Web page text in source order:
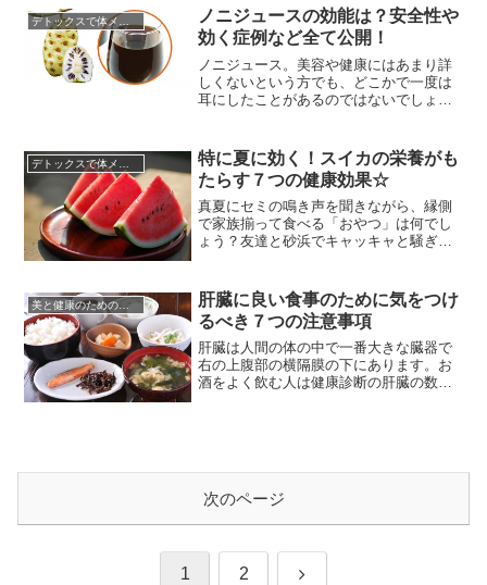
酸というカテゴリに分類されています。
しかし、大人になってもアルギニンは体
内で十分な量が生成されないので、きち
んと補助してあげる必要があるので...
デトックスで体メンテナンス
ノニジュースの効能は？安全性や
効く症例など全て公開！
ノニジュース。美容や健康にはあまり詳
しくないという方でも、どこかで一度は
耳にしたことがあるのではないでしょう
の後、ノニは「奇跡のフルーツ」「ミラ
クルフルーツ」などの呼び名で一気に知
名度があがり、今でもその人気は安定し
て続いています。一度は健康食品と...
特に夏に効く！スイカの栄養がも
たらす７つの健康効果☆
真夏にセミの鳴き声を聞きながら、縁側
で家族揃って食べる「おやつ」は何でし
ょう？友達と砂浜でキャッキャと騒ぎな
を割ると赤い食べ物と言ったら、皆さん
もうお分かりですよね？「スイカ」で
す！！フルーツと思いきや、実は野菜の
仲間だというスイカは、夏のおやつに...
美と健康のための食事法
肝臓に良い食事のために気をつけ
るべき７つの注意事項
肝臓は人間の体の中で一番大きな臓器で
右の上腹部の横隔膜の下にあります。お
酒をよく飲む人は健康診断の肝臓の数値
肝臓の働きはそれだけではありません。
次のページ
1 2 次